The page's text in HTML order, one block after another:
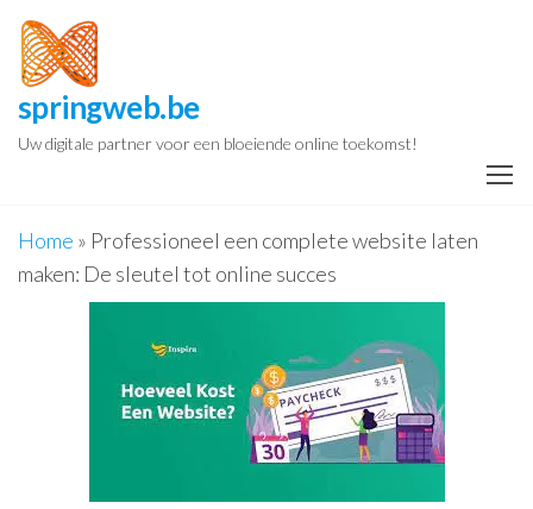
Spring
naar
de
inhoud
springweb.be
Uw digitale partner voor een bloeiende online toekomst!
Home » Professioneel een complete website laten
maken: De sleutel tot online succes